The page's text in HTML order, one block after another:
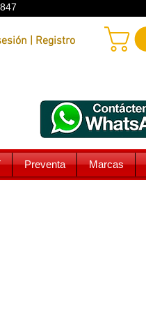
Iniciar sesión | Registro
Preventa Marcas